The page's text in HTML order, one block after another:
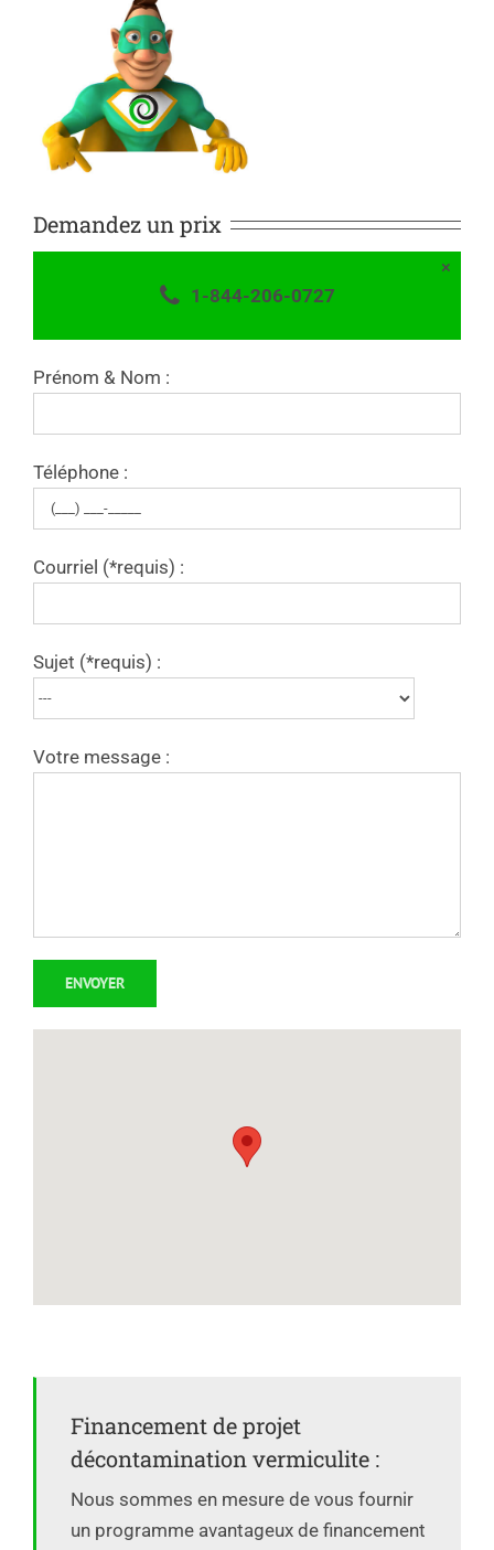
Demandez un prix
×
1-844-206-0727
Prénom & Nom :
Téléphone :
Courriel (*requis) :
Sujet (*requis) :
Votre message :
Financement de projet
décontamination vermiculite :
Nous sommes en mesure de vous fournir
un programme avantageux de financement